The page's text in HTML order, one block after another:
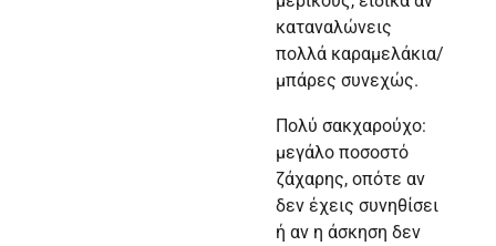
καταναλώνεις
πολλά καραμελάκια/
μπάρες συνεχώς.
Πολύ σακχαρούχο:
μεγάλο ποσοστό
ζάχαρης, οπότε αν
δεν έχεις συνηθίσει
ή αν η άσκηση δεν